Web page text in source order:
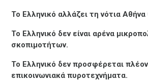
Το Ελληνικό αλλάζει τη νότια Αθήνα
Το Ελληνικό δεν είναι αρένα
σκοπιμοτήτων.
Το Ελληνικό δεν προσφέρεται πλέον
επικοινωνιακά πυροτεχνήματα.